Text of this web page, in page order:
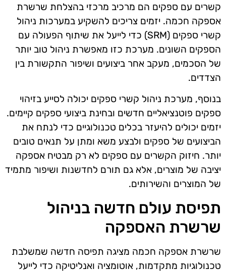
קשרים עם ספקים הם מרכיב מרכזי בהצלחת שרשרת
אספקה חכמה. יזמים צריכים להשקיע במערכות ניהול
קשרי ספקים (SRM) כדי לייעל את שיתוף הפעולה עם
הספקים השונים. מערכת כזו מאפשרת ניהול טוב יותר
של הסכמים, מעקב אחר ביצועים ושיפור התקשורת בין
הצדדים.
בנוסף, מערכת ניהול קשרי ספקים יכולה לסייע בזיהוי
ספקים פוטנציאליים חדשים ובחינת ביצועי ספקים קיימים.
יזמים יכולים להיעזר בכלים טכנולוגיים כדי לנתח את
הביצועים של ספקים ולבצע משא ומתן על תנאים טובים
יותר. חיזוק הקשרים עם ספקים לא רק מבטיח אספקה
יציבה של מוצרים, אלא גם תורם לחדשנות ושיפור מתמיד
של המוצרים והשירותים.
תפיסת עולם חדשה בניהול
שרשרת האספקה
שרשרת אספקה חכמה מציגה תפיסה חדשה שמשלבת
טכנולוגיות מתקדמות, אוטומציה ואנליטיקה כדי לייעל